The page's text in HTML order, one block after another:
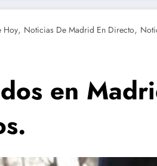
Hoy, Noticias De Madrid En Directo,
en